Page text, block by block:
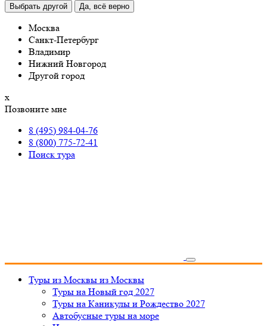
Выбрать другой Да, всё верно
Москва
Санкт-Петербург
Владимир
Нижний Новгород
Другой город
х
Позвоните мне
8 (495) 984-04-76
8 (800) 775-72-41
Поиск тура
Туры из Москвы из Москвы
Туры на Новый год 2027
Туры на Каникулы и Рождество 2027
Автобусные туры на море